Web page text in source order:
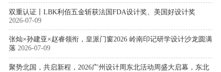
双重认证丨LBK利佰五金斩获法国FDA设计奖、美国好设计奖
2026-07-09
张灿×孙建亚×赵睿领衔，皇派门窗2026 岭南印记研学设计沙龙圆满
落 2026-07-09
聚势北国，共启新程，2026广州设计周东北活动周盛大启幕，东北